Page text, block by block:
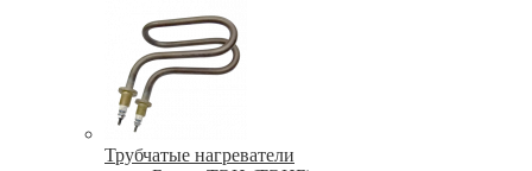
Трубчатые нагреватели